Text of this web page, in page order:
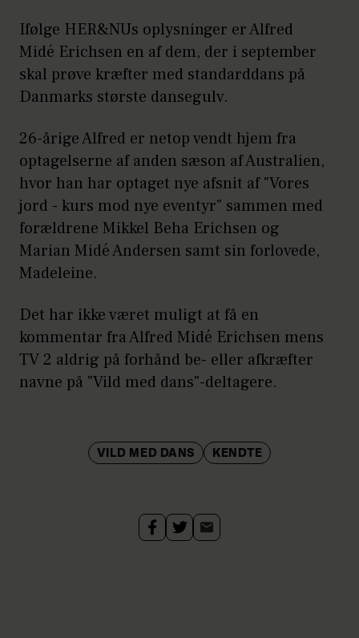
Ifølge HER&NUs oplysninger er Alfred
Midé Erichsen en af dem, der i september
skal prøve kræfter med standarddans på
Danmarks største dansegulv.
26-årige Alfred er netop vendt hjem fra
optagelserne af anden sæson af Australien,
hvor han har optaget nye afsnit af "Vores
jord - kurs mod nye eventyr" sammen med
forældrene Mikkel Beha Erichsen og
Marian Midé Andersen samt sin forlovede,
Madeleine.
Det har ikke været muligt at få en
kommentar fra Alfred Midé Erichsen mens
TV 2 aldrig på forhånd be- eller afkræfter
navne på "Vild med dans"-deltagere.
VILD MED DANS KENDTE